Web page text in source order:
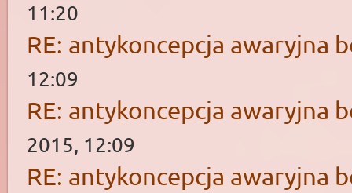
11:20
RE: antykoncepcja awaryjna
12:09
RE: antykoncepcja awaryjna
2015, 12:09
RE: antykoncepcja awaryjna